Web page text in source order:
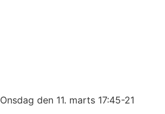
Onsdag den 11. marts 17:45-21